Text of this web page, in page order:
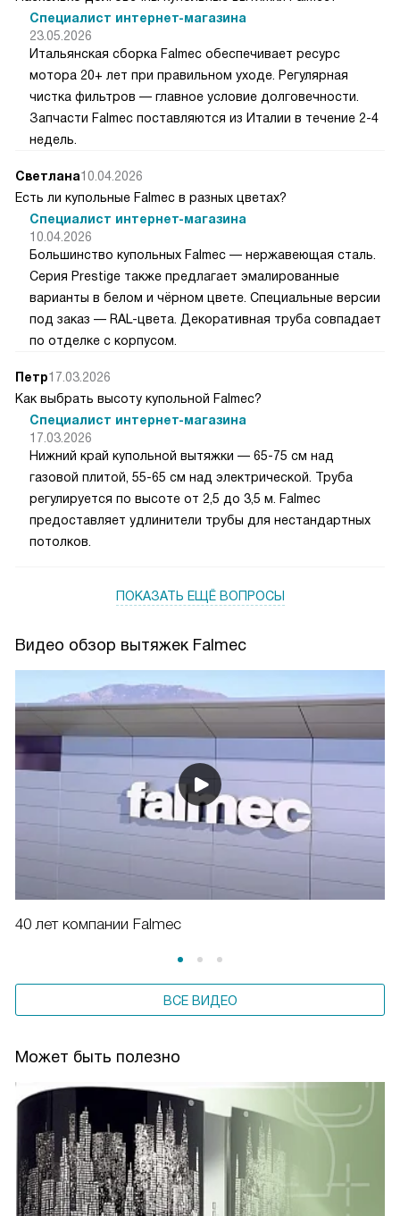
Специалист интернет-магазина
23.05.2026
Итальянская сборка Falmec обеспечивает ресурс
мотора 20+ лет при правильном уходе. Регулярная
чистка фильтров — главное условие долговечности.
Запчасти Falmec поставляются из Италии в течение 2-4
недель.
Светлана10.04.2026
Есть ли купольные Falmec в разных цветах?
Специалист интернет-магазина
10.04.2026
Большинство купольных Falmec — нержавеющая сталь.
Серия Prestige также предлагает эмалированные
варианты в белом и чёрном цвете. Специальные версии
под заказ — RAL-цвета. Декоративная труба совпадает
по отделке с корпусом.
Петр17.03.2026
Как выбрать высоту купольной Falmec?
Специалист интернет-магазина
17.03.2026
Нижний край купольной вытяжки — 65-75 см над
газовой плитой, 55-65 см над электрической. Труба
регулируется по высоте от 2,5 до 3,5 м. Falmec
предоставляет удлинители трубы для нестандартных
потолков.
ПОКАЗАТЬ ЕЩЁ ВОПРОСЫ
Видео обзор вытяжек Falmec
40 лет компании Falmec
ВСЕ ВИДЕО
Может быть полезно